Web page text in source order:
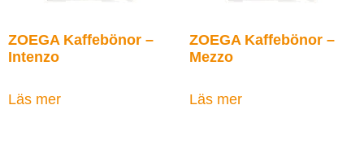
ZOEGA Kaffebönor –
Intenzo
Läs mer
ZOEGA Kaffebönor –
Mezzo
Läs mer